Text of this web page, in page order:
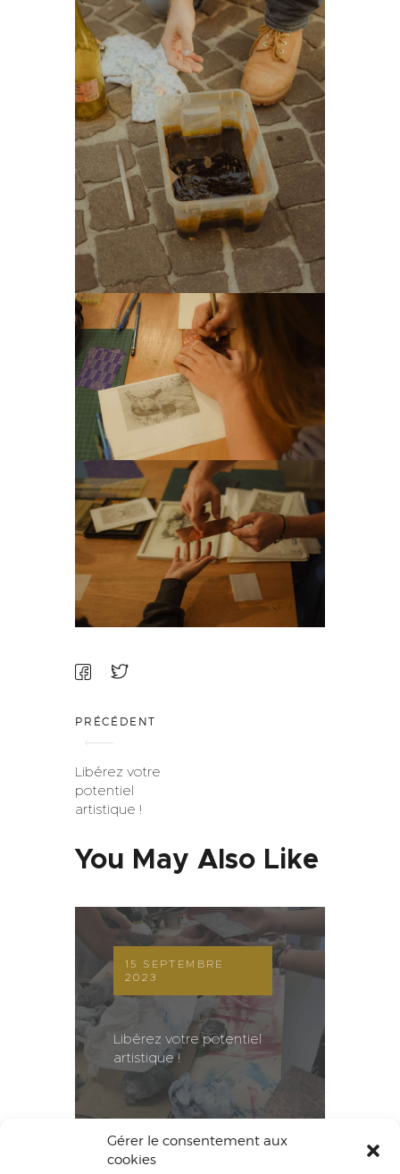
Gérer le consentement aux
cookies
PRÉCÉDENT
Libérez votre
potentiel
artistique !
You May Also Like
15 SEPTEMBRE
2023
Libérez votre potentiel
artistique !